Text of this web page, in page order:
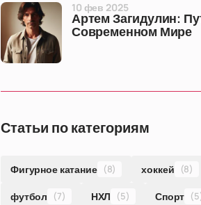
Артем Загидулин:
Современном Мире
10 фев 2025
Статьи по категориям
Фигурное катание (8) хоккей (8)
футбол (7) НХЛ (5) Спорт